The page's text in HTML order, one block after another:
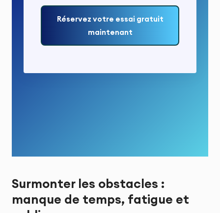
Réservez votre essai gratuit
maintenant
Surmonter les obstacles :
manque de temps, fatigue et